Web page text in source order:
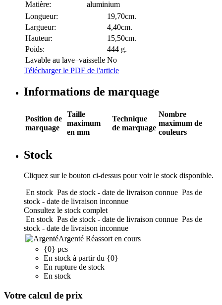
Matière:
aluminium
Longueur:
19,70cm.
Largueur:
4,40cm.
Hauteur:
15,50cm.
Poids:
444 g.
Lavable au lave–vaisselle No
Télécharger le PDF de l'article
Informations de marquage
Position de
marquage
Taille
maximum
en mm
Technique
de marquage
Nombre
maximum de
couleurs
Stock
Cliquez sur le bouton ci-dessus pour voir le stock disponible.
En stock Pas de stock - date de livraison connue Pas de
stock - date de livraison inconnue
Consultez le stock complet
En stock Pas de stock - date de livraison connue Pas de
stock - date de livraison inconnue
Argenté Réassort en cours
{0} pcs
En stock à partir du {0}
En rupture de stock
En stock
Votre calcul de prix